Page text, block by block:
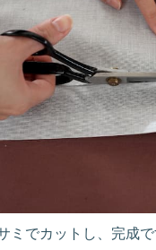
ミでカットし、完成